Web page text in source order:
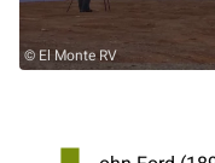
© El Monte RV